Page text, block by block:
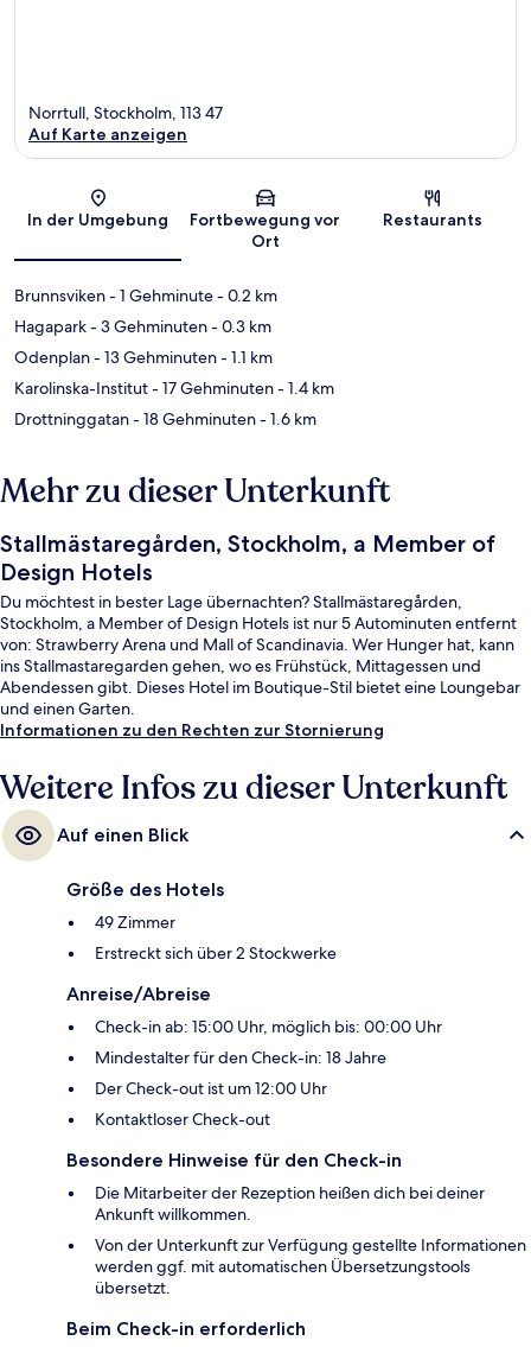
Karte
Norrtull, Stockholm, 113 47
Auf Karte anzeigen
In der Umgebung
Fortbewegung vor
Ort
Restaurants
Brunnsviken- 1 Gehminute- 0.2 km
Hagapark- 3 Gehminuten- 0.3 km
Odenplan- 13 Gehminuten- 1.1 km
Karolinska-Institut- 17 Gehminuten- 1.4 km
Drottninggatan- 18 Gehminuten- 1.6 km
Mehr zu dieser Unterkunft
Stallmästaregården, Stockholm, a Member of
Design Hotels
Du möchtest in bester Lage übernachten? Stallmästaregården,
Stockholm, a Member of Design Hotels ist nur 5 Autominuten entfernt
von: Strawberry Arena und Mall of Scandinavia. Wer Hunger hat, kann
ins Stallmastaregarden gehen, wo es Frühstück, Mittagessen und
Abendessen gibt. Dieses Hotel im Boutique-Stil bietet eine Loungebar
und einen Garten.
Informationen zu den Rechten zur Stornierung
Weitere Infos zu dieser Unterkunft
Auf einen Blick
Größe des Hotels
49 Zimmer
Erstreckt sich über 2 Stockwerke
Anreise/Abreise
Check-in ab: 15:00 Uhr, möglich bis: 00:00 Uhr
Mindestalter für den Check-in: 18 Jahre
Der Check-out ist um 12:00 Uhr
Kontaktloser Check-out
Besondere Hinweise für den Check-in
Die Mitarbeiter der Rezeption heißen dich bei deiner
Ankunft willkommen.
Von der Unterkunft zur Verfügung gestellte Informationen
werden ggf. mit automatischen Übersetzungstools
übersetzt.
Beim Check-in erforderlich